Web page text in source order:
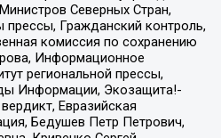
Северных Стран,
Гражданский контроль,
комиссия по сохранению
Информационное
региональной прессы,
Информации, Экозащита!-
Евразийская
Бедушев Петр Петрович,